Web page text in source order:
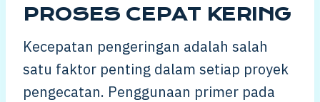
PROSES CEPAT KERING
Kecepatan pengeringan adalah salah
satu faktor penting dalam setiap proyek
pengecatan. Penggunaan primer pada